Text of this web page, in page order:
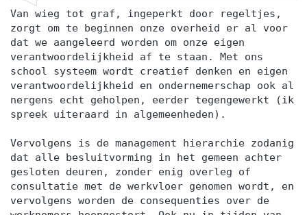
Van wieg tot graf, ingeperkt door regeltjes,
zorgt om te beginnen onze overheid er al voor
dat we aangeleerd worden om onze eigen
verantwoordelijkheid af te staan. Met ons
school systeem wordt creatief denken en eigen
verantwoordelijkheid en ondernemerschap ook al
nergens echt geholpen, eerder tegengewerkt (ik
spreek uiteraard in algemeenheden).
Vervolgens is de management hierarchie zodanig
dat alle besluitvorming in het gemeen achter
gesloten deuren, zonder enig overleg of
consultatie met de werkvloer genomen wordt, en
vervolgens worden de consequenties over de